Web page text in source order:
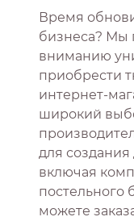
Время
бизнеса? Мы
вниманию
приобрести
интернет-
широкий
для
включая
постельного
можете